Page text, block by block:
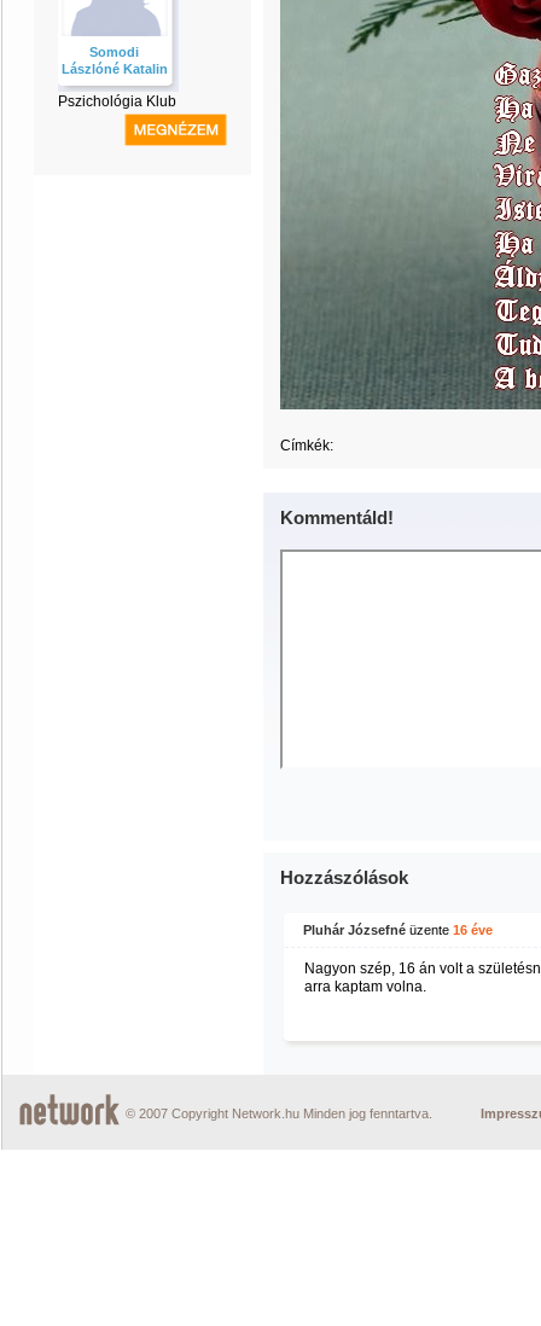
Somodi
Lászlóné Katalin
Pszichológia Klub
Címkék:
Kommentáld!
Hozzászólások
Pluhár Józsefné üzente 16 éve
Nagyon szép, 16 án volt a
arra kaptam volna.
© 2007 Copyright Network.hu Minden jog fenntartva.